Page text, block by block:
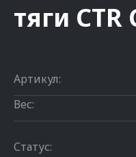
тяги CTR
Артикул:
Вес:
Статус: